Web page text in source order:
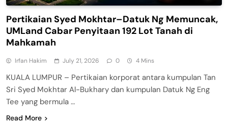
Pertikaian Syed Mokhtar–Datuk Ng Memuncak,
UMLand Cabar Penyitaan 192 Lot Tanah di
Mahkamah
Irfan Hakim July 21, 2026 0 4 Mins
KUALA LUMPUR – Pertikaian korporat antara kumpulan Tan
Sri Syed Mokhtar Al-Bukhary dan kumpulan Datuk Ng Eng
Tee yang bermula …
Read More